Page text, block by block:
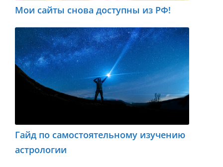
Мои сайты снова доступны из РФ!
Гайд по самостоятельному изучению
астрологии